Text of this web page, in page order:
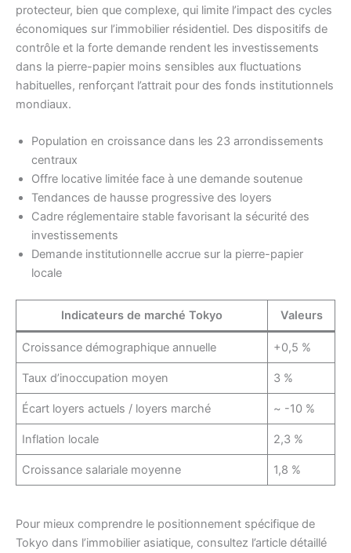
protecteur, bien que complexe, qui limite l’impact des cycles
économiques sur l’immobilier résidentiel. Des dispositifs de
contrôle et la forte demande rendent les investissements
dans la pierre-papier moins sensibles aux fluctuations
habituelles, renforçant l’attrait pour des fonds institutionnels
mondiaux.
Population en croissance dans les 23 arrondissements
centraux
Offre locative limitée face à une demande soutenue
Tendances de hausse progressive des loyers
Cadre réglementaire stable favorisant la sécurité des
investissements
Demande institutionnelle accrue sur la pierre-papier
locale
Indicateurs de marché Tokyo Valeurs
Croissance démographique annuelle +0,5 %
Taux d’inoccupation moyen 3 %
Écart loyers actuels / loyers marché ~ -10 %
Inflation locale 2,3 %
Croissance salariale moyenne 1,8 %
Pour mieux comprendre le positionnement spécifique de
Tokyo dans l’immobilier asiatique, consultez l’article détaillé